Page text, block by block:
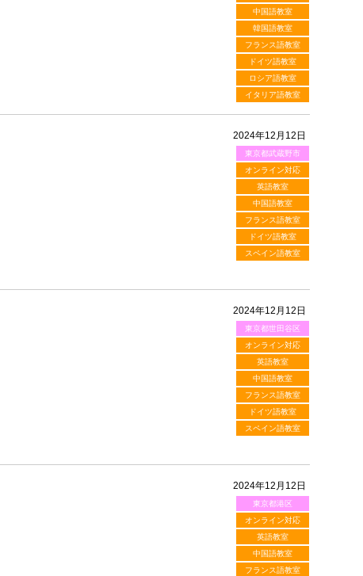
中国語教室
韓国語教室
フランス語教室
ドイツ語教室
ロシア語教室
イタリア語教室
2024年12月12日
東京都武蔵野市
オンライン対応
英語教室
中国語教室
フランス語教室
ドイツ語教室
スペイン語教室
2024年12月12日
東京都世田谷区
オンライン対応
英語教室
中国語教室
フランス語教室
ドイツ語教室
スペイン語教室
2024年12月12日
東京都港区
オンライン対応
英語教室
中国語教室
フランス語教室